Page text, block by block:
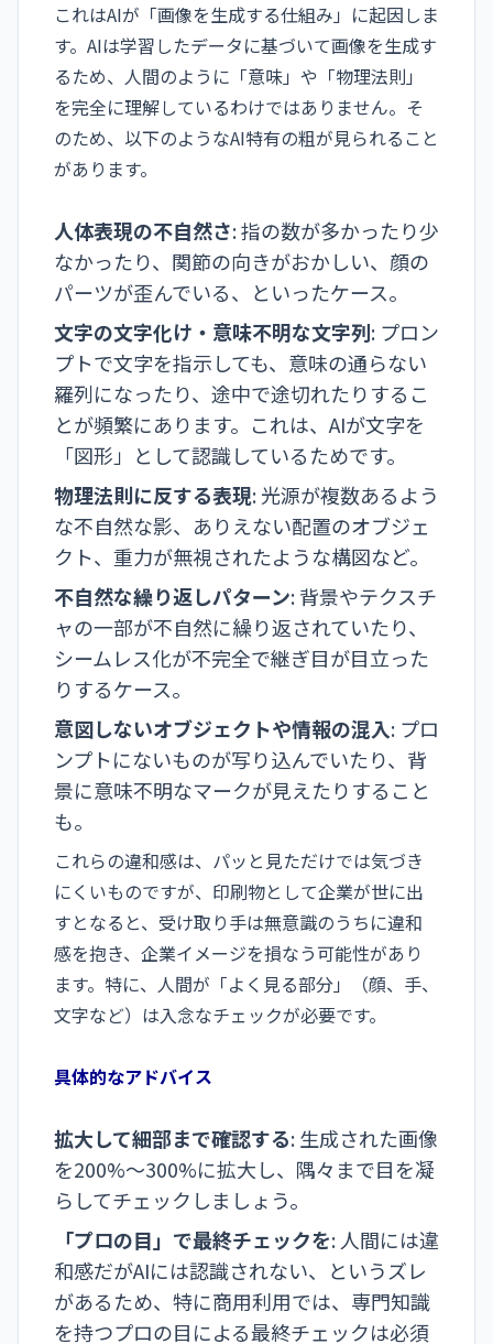
これはAIが「画像を生成する仕組み」に起因しま
す。AIは学習したデータに基づいて画像を生成す
るため、人間のように「意味」や「物理法則」
を完全に理解しているわけではありません。そ
のため、以下のようなAI特有の粗が見られること
があります。
人体表現の不自然さ: 指の数が多かったり少
なかったり、関節の向きがおかしい、顔の
パーツが歪んでいる、といったケース。
文字の文字化け・意味不明な文字列: プロン
プトで文字を指示しても、意味の通らない
羅列になったり、途中で途切れたりするこ
とが頻繁にあります。これは、AIが文字を
「図形」として認識しているためです。
物理法則に反する表現: 光源が複数あるよう
な不自然な影、ありえない配置のオブジェ
クト、重力が無視されたような構図など。
不自然な繰り返しパターン: 背景やテクスチ
ャの一部が不自然に繰り返されていたり、
シームレス化が不完全で継ぎ目が目立った
りするケース。
意図しないオブジェクトや情報の混入: プロ
ンプトにないものが写り込んでいたり、背
景に意味不明なマークが見えたりすること
も。
これらの違和感は、パッと見ただけでは気づき
にくいものですが、印刷物として企業が世に出
すとなると、受け取り手は無意識のうちに違和
感を抱き、企業イメージを損なう可能性があり
ます。特に、人間が「よく見る部分」（顔、手、
文字など）は入念なチェックが必要です。
具体的なアドバイス
拡大して細部まで確認する: 生成された画像
を200%～300%に拡大し、隅々まで目を凝
らしてチェックしましょう。
「プロの目」で最終チェックを: 人間には違
和感だがAIには認識されない、というズレ
があるため、特に商用利用では、専門知識
を持つプロの目による最終チェックは必須